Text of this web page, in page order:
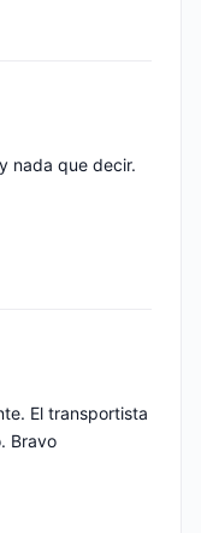
nada que decir.
El transportista
Bravo